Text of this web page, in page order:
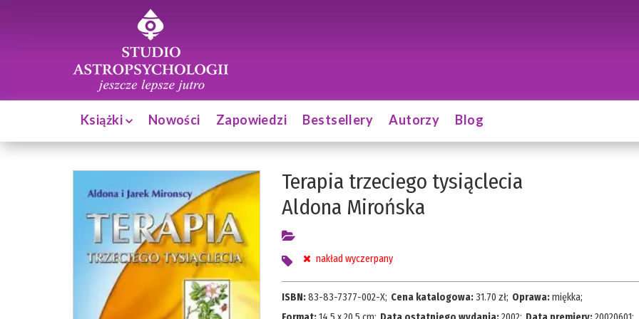
Książki Nowości Zapowiedzi Bestsellery Autorzy Blog
Terapia trzeciego tysiąclecia
Aldona Mirońska
nakład wyczerpany
ISBN:83-83-7377-002-X; Cena katalogowa:31.70 zł; Oprawa:miękka;